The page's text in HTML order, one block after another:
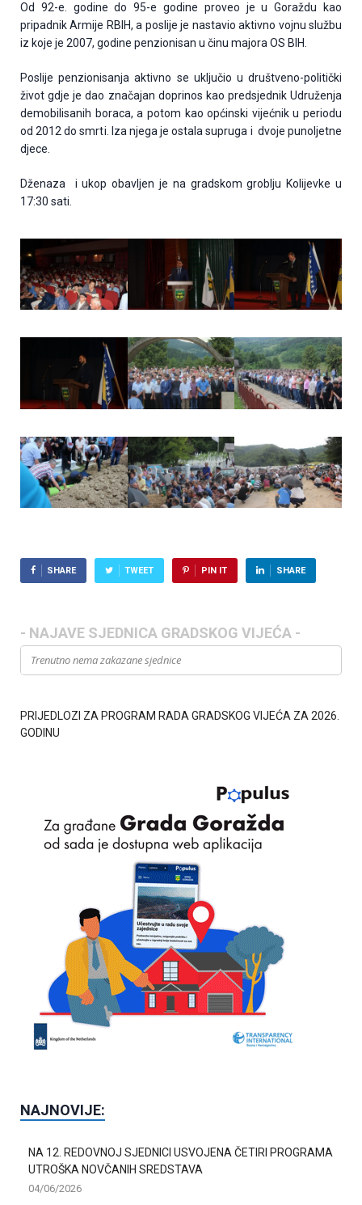
Od 92-e. godine do 95-e godine proveo je u Goraždu kao
pripadnik Armije RBIH, a poslije je nastavio aktivno vojnu službu
iz koje je 2007, godine penzionisan u činu majora OS BIH.
Poslije penzionisanja aktivno se uključio u društveno-politički
život gdje je dao značajan doprinos kao predsjednik Udruženja
demobilisanih boraca, a potom kao općinski vijećnik u periodu
od 2012 do smrti. Iza njega je ostala supruga i dvoje punoljetne
djece.
Dženaza i ukop obavljen je na gradskom groblju Kolijevke u
17:30 sati.
SHARE TWEET PIN IT SHARE
- NAJAVE SJEDNICA GRADSKOG VIJEĆA -
Trenutno nema zakazane sjednice
PRIJEDLOZI ZA PROGRAM RADA GRADSKOG VIJEĆA ZA 2026.
GODINU
NAJNOVIJE:
NA 12. REDOVNOJ SJEDNICI USVOJENA ČETIRI PROGRAMA
UTROŠKA NOVČANIH SREDSTAVA
04/06/2026